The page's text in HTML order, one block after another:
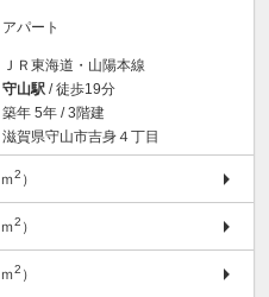
アパート
ＪＲ東海道・山陽本線
守山駅 / 徒歩19分
築年 5年 / 3階建
滋賀県守山市吉身４丁目
2 ）
2 ）
2 ）